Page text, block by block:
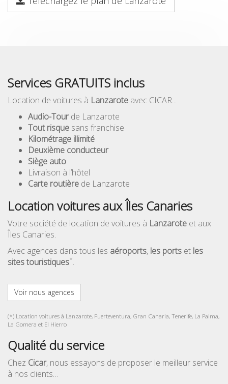
Services GRATUITS inclus
Location de voitures à Lanzarote avec CICAR...
Audio-Tourde Lanzarote
Tout risque sans franchise
Kilométrage illimité
Deuxième conducteur
Siège auto
Livraison à l’hôtel
Carte routière de Lanzarote
Location voitures aux Îles Canaries
Votre société de location de voitures à Lanzarote et aux
Îles Canaries.
Avec agences dans tous les aéroports, les ports et les
sites touristiques*.
Voir nous agences
(*) Location voitures à Lanzarote, Fuerteventura, Gran Canaria, Tenerife, La Palma,
La Gomera et El Hierro
Qualité du service
Chez Cicar, nous essayons de proposer le meilleur service
à nos clients…